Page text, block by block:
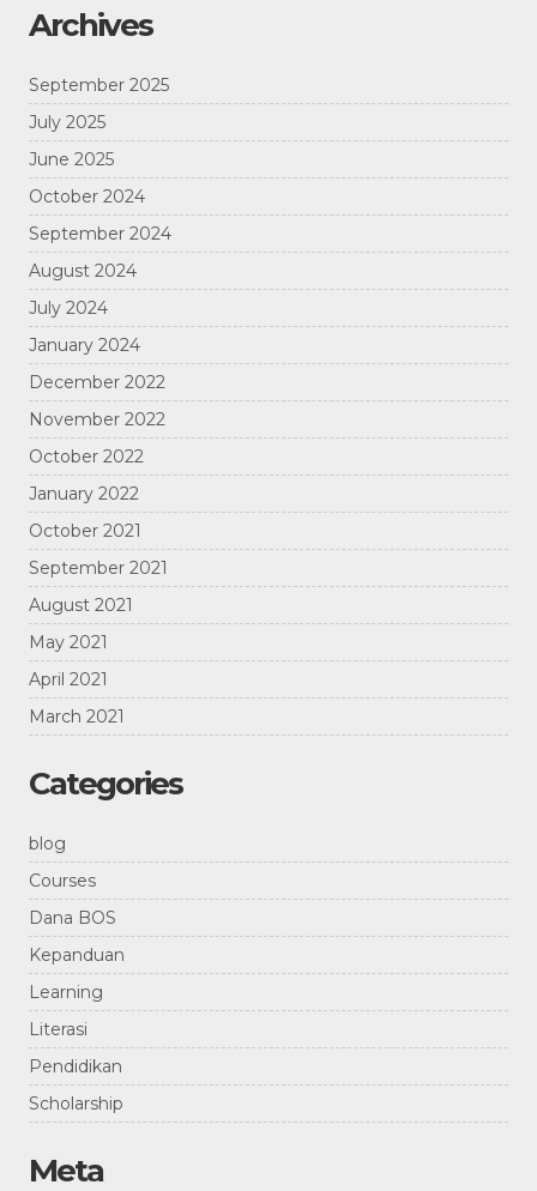
Archives
September 2025
July 2025
June 2025
October 2024
September 2024
August 2024
July 2024
January 2024
December 2022
November 2022
October 2022
January 2022
October 2021
September 2021
August 2021
May 2021
April 2021
March 2021
Categories
blog
Courses
Dana BOS
Kepanduan
Learning
Literasi
Pendidikan
Scholarship
Meta